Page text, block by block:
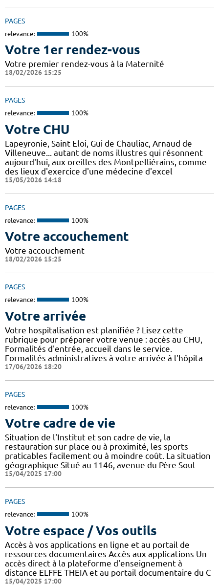
PAGES
relevance: 100%
Votre 1er rendez-vous
Votre premier rendez-vous à la Maternité
18/02/2026 15:25
PAGES
relevance: 100%
Votre CHU
Lapeyronie, Saint Eloi, Gui de Chauliac, Arnaud de
Villeneuve... autant de noms illustres qui résonnent
aujourd'hui, aux oreilles des Montpelliérains, comme
des lieux d'exercice d'une médecine d'excel
15/05/2026 14:18
PAGES
relevance: 100%
Votre accouchement
Votre accouchement
18/02/2026 15:25
PAGES
relevance: 100%
Votre arrivée
Votre hospitalisation est planifiée ? Lisez cette
rubrique pour préparer votre venue : accès au CHU,
Formalités d'entrée, accueil dans le service.
Formalités administratives à votre arrivée à l'hôpita
17/06/2026 18:20
PAGES
relevance: 100%
Votre cadre de vie
Situation de l'Institut et son cadre de vie, la
restauration sur place ou à proximité, les sports
praticables facilement ou à moindre coût. La situation
géographique Situé au 1146, avenue du Père Soul
15/04/2025 17:00
PAGES
relevance: 100%
Votre espace / Vos outils
Accès à vos applications en ligne et au portail de
ressources documentaires Accès aux applications Un
accès direct à la plateforme d'enseignement à
distance ELFFE THEIA et au portail documentaire du C
15/04/2025 17:00